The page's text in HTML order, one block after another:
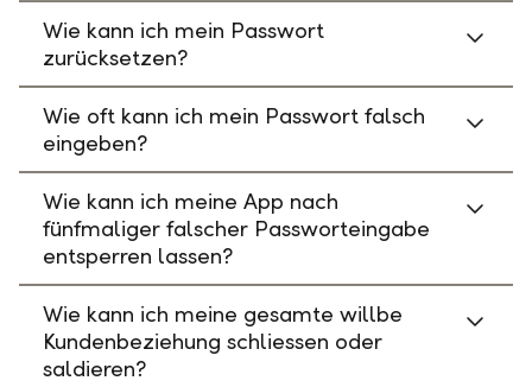
Wie kann ich mein Passwort
zurücksetzen?
Wie oft kann ich mein Passwort falsch
eingeben?
Wie kann ich meine App nach
fünfmaliger falscher Passworteingabe
entsperren lassen?
Wie kann ich meine gesamte willbe
Kundenbeziehung schliessen oder
saldieren?